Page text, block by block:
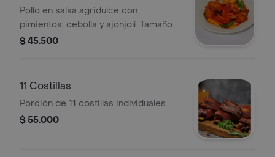
Pollo en salsa agridulce con
pimientos, cebolla y ajonjolí. Tamaño
mediano.
$ 45.500
11 Costillas
Porción de 11 costillas individuales.
$ 55.000